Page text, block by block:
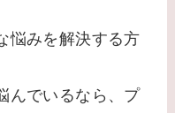
悩みを解決する方
んでいるなら、プ